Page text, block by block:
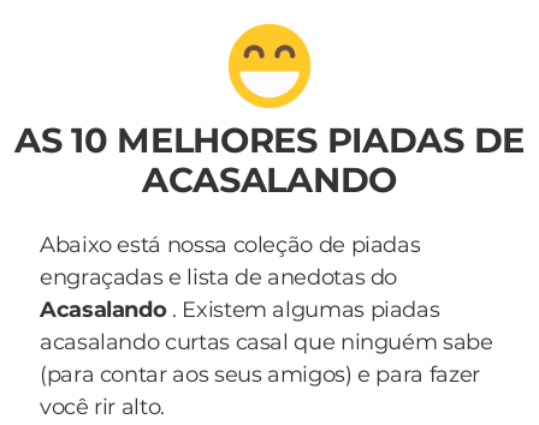
AS 10 MELHORES PIADAS DE
ACASALANDO
Abaixo está nossa coleção de piadas
engraçadas e lista de anedotas do
Acasalando. Existem algumas piadas
acasalando curtas casal que ninguém sabe
(para contar aos seus amigos) e para fazer
você rir alto.